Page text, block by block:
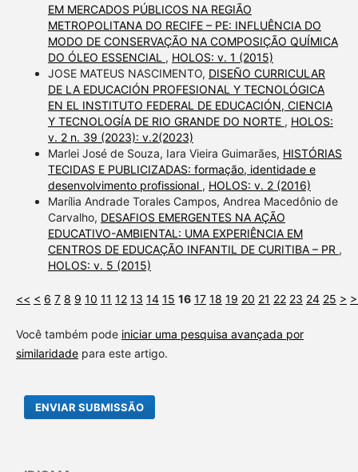
EM MERCADOS PÚBLICOS NA REGIÃO
METROPOLITANA DO RECIFE – PE: INFLUÊNCIA DO
MODO DE CONSERVAÇÃO NA COMPOSIÇÃO QUÍMICA
DO ÓLEO ESSENCIAL , HOLOS: v. 1 (2015)
JOSE MATEUS NASCIMENTO, DISEÑO CURRICULAR
DE LA EDUCACIÓN PROFESIONAL Y TECNOLÓGICA
EN EL INSTITUTO FEDERAL DE EDUCACIÓN, CIENCIA
Y TECNOLOGÍA DE RIO GRANDE DO NORTE , HOLOS:
v. 2 n. 39 (2023): v.2(2023)
Marlei José de Souza, Iara Vieira Guimarães, HISTÓRIAS
TECIDAS E PUBLICIZADAS: formação, identidade e
desenvolvimento profissional , HOLOS: v. 2 (2016)
Marília Andrade Torales Campos, Andrea Macedônio de
Carvalho, DESAFIOS EMERGENTES NA AÇÃO
EDUCATIVO-AMBIENTAL: UMA EXPERIÊNCIA EM
CENTROS DE EDUCAÇÃO INFANTIL DE CURITIBA – PR ,
HOLOS: v. 5 (2015)
<< < 6 7 8 9 10 11 12 13 14 15 16 17 18 19 20 21 22 23 24 25 >
Você também pode iniciar uma pesquisa avançada por
similaridadepara este artigo.
ENVIAR SUBMISSÃO